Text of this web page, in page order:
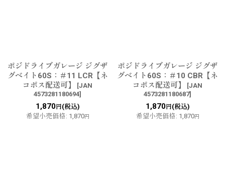
ポジドライブガレージ ジグザ
グベイト60S：＃11 LCR【ネ
コポス配送可】
[JAN
4573281180694]
1,870円(税込)
希望小売価格: 1,870円
ポジドライブガレージ ジグザ
グベイト60S：＃10 CBR【ネ
コポス配送可】
[JAN
4573281180687]
1,870円(税込)
希望小売価格: 1,870円